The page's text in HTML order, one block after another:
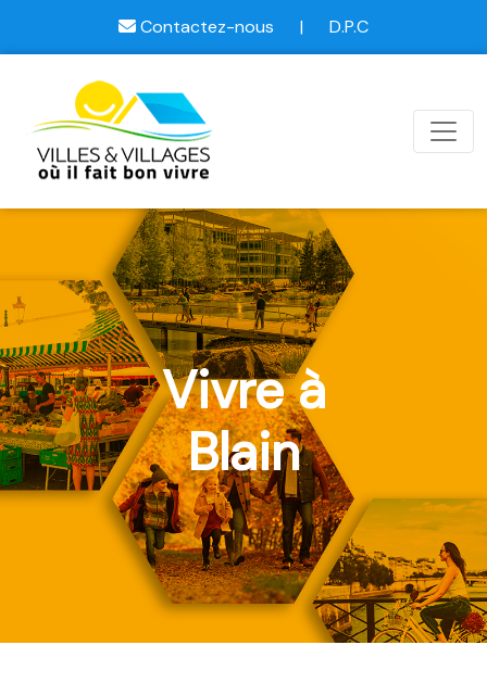
Contactez-nous | D.P.C
Vivre à
Blain